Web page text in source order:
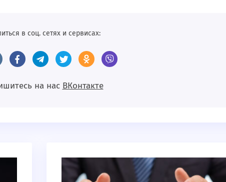
в соц. сетях и сервисах:
на нас BКонтакте